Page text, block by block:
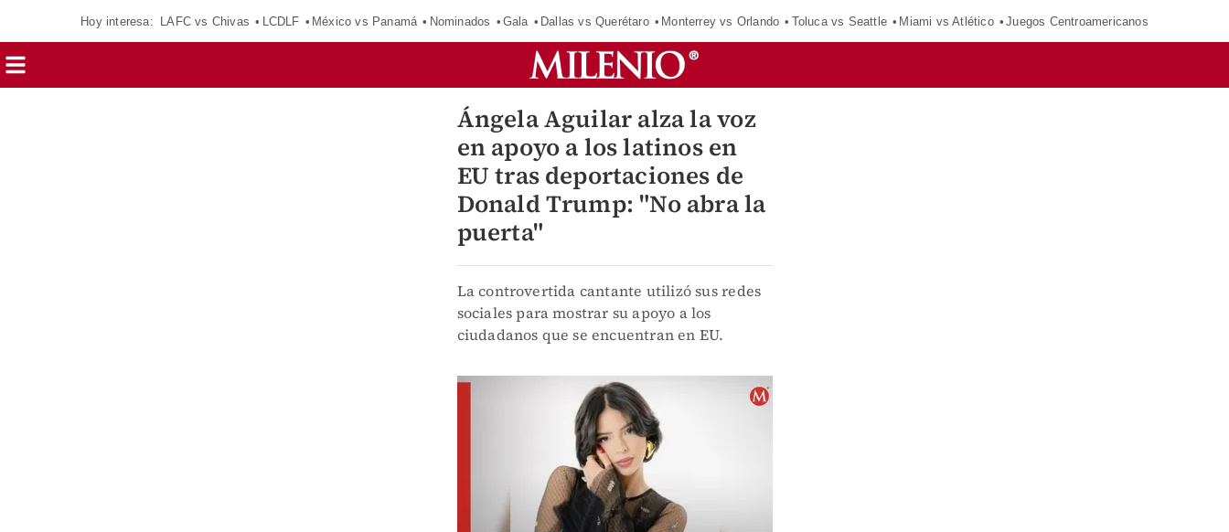
Hoy interesa: LAFC vs Chivas LCDLF México vs Panamá Nominados Gala Dallas vs Querétaro Monterrey vs Orlando Toluca vs Seattle Miami vs Atlético Juegos Centroamericanos
Ángela Aguilar alza la voz
en apoyo a los latinos en
EU tras deportaciones de
Donald Trump: "No abra la
puerta"
La controvertida cantante utilizó sus redes
sociales para mostrar su apoyo a los
ciudadanos que se encuentran en EU.